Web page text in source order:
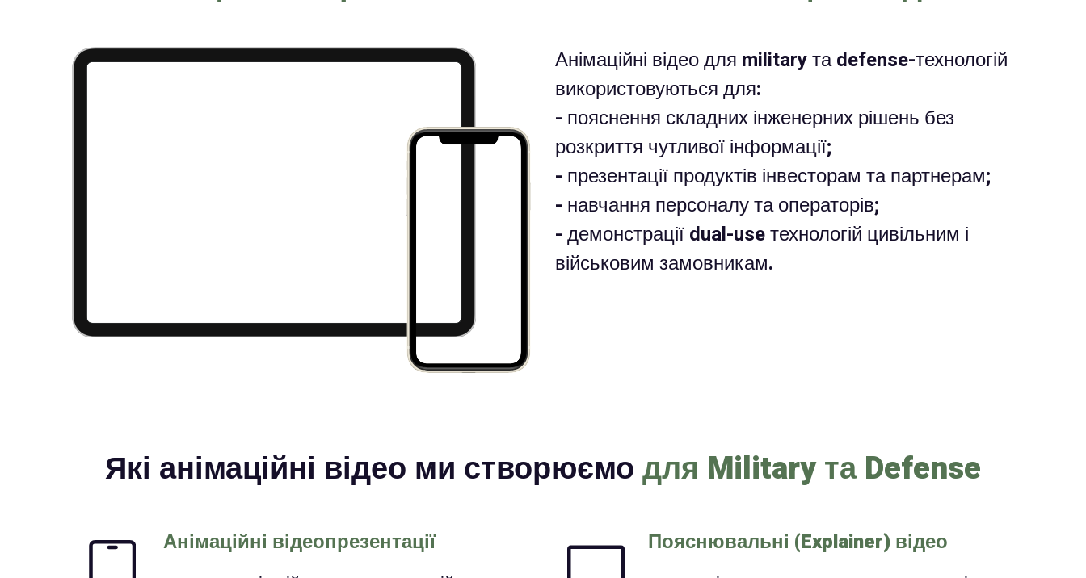
Анімаційні відео для military та defense-технологій
використовуються для:
- пояснення складних інженерних рішень без
розкриття чутливої інформації;
- презентації продуктів інвесторам та партнерам;
- навчання персоналу та операторів;
- демонстрації dual-use технологій цивільним і
військовим замовникам.
Які анімаційні відео ми створюємодля Military та Defense
Анімаційні відеопрезентації Пояснювальні (Explainer) відео